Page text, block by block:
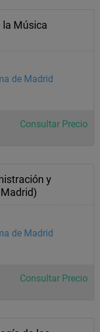
la Música
de Madrid
Consultar Precio
y
de Madrid
Consultar Precio